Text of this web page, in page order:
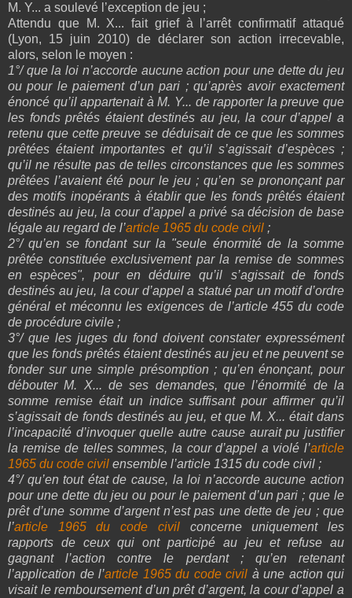
M. Y... a soulevé l’exception de jeu ;
Attendu que M. X... fait grief à l’arrêtconfirmatifattaqué
(Lyon, 15 juin 2010) de déclarer son action irrecevable,
alors, selon le moyen :
1°/ que la loi n’accorde aucune action pour une dette du jeu
ou pour le paiement d’un pari ; qu’après avoir exactement
énoncé qu’il appartenait à M. Y... de rapporter la preuve que
les fonds prêtés étaient destinés au jeu, la cour d’appel a
retenu que cette preuve se déduisait de ce que les sommes
prêtées étaient importantes et qu’il s’agissait d’espèces ;
qu’il ne résulte pas de telles circonstances que les sommes
prêtées l’avaient été pour le jeu ; qu’en se prononçant par
des motifs inopérants à établir que les fonds prêtés étaient
destinés au jeu, la cour d’appel a privé sa décision de base
légale au regard de l’article 1965 du code civil ;
2°/ qu’en se fondant sur la "seule énormité de la somme
prêtée constituée exclusivement par la remise de sommes
en espèces", pour en déduire qu’il s’agissait de fonds
destinés au jeu, la cour d’appel a statué par un motif d’ordre
général et méconnu les exigences de l’article 455 du code
de procédure civile ;
3°/ que les juges du fond doivent constater expressément
que les fonds prêtés étaient destinés au jeu et ne peuvent se
fonder sur une simple présomption ; qu’en énonçant, pour
débouter M. X... de ses demandes, que l’énormité de la
somme remise était un indice suffisant pour affirmer qu’il
s’agissait de fonds destinés au jeu, et que M. X... était dans
l’incapacité d’invoquer quelle autre cause aurait pu justifier
la remise de telles sommes, la cour d’appel a violé l’article
1965 du code civil ensemble l’article 1315 du code civil ;
4°/ qu’en tout état de cause, la loi n’accorde aucune action
pour une dette du jeu ou pour le paiement d’un pari ; que le
prêt d’une somme d’argent n’est pas une dette de jeu ; que
l’article 1965 du code civilconcerne uniquement les
rapports de ceux qui ont participé au jeu et refuse au
gagnant l’action contre le perdant ; qu’en retenant
l’application de l’article 1965 du code civil à une action qui
visait le remboursement d’un prêt d’argent, la cour d’appel a